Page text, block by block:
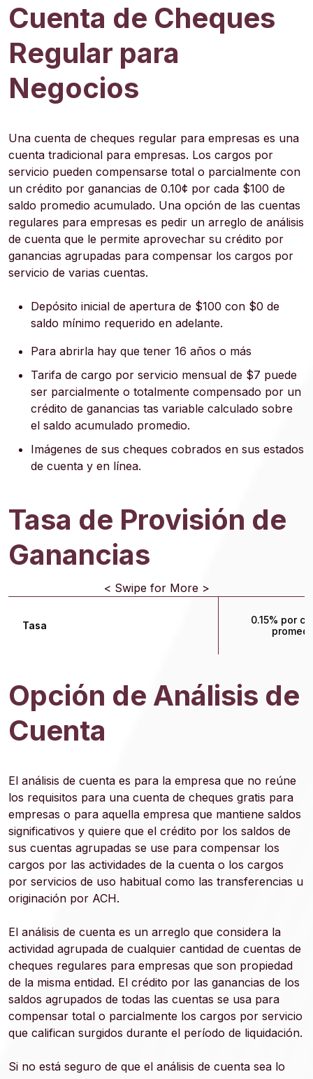
Cuenta de Cheques
Regular para
Negocios
Una cuenta de cheques regular para empresas es una
cuenta tradicional para empresas. Los cargos por
servicio pueden compensarse total o parcialmente con
un crédito por ganancias de 0.10¢ por cada $100 de
saldo promedio acumulado. Una opción de las cuentas
regulares para empresas es pedir un arreglo de análisis
de cuenta que le permite aprovechar su crédito por
ganancias agrupadas para compensar los cargos por
servicio de varias cuentas.
Depósito inicial de apertura de $100 con $0 de
saldo mínimo requerido en adelante.
Para abrirla hay que tener 16 años o más
Tarifa de cargo por servicio mensual de $7 puede
ser parcialmente o totalmente compensado por un
crédito de ganancias tas variable calculado sobre
el saldo acumulado promedio.
Imágenes de sus cheques cobrados en sus estados
de cuenta y en línea.
Tasa de Provisión de
Ganancias
< Swipe for More >
Tasa
0.15% por
Opción de Análisis de
Cuenta
El análisis de cuenta es para la empresa que no reúne
los requisitos para una cuenta de cheques gratis para
empresas o para aquella empresa que mantiene saldos
significativos y quiere que el crédito por los saldos de
sus cuentas agrupadas se use para compensar los
cargos por las actividades de la cuenta o los cargos
por servicios de uso habitual como las transferencias u
originación por ACH.
El análisis de cuenta es un arreglo que considera la
actividad agrupada de cualquier cantidad de cuentas de
cheques regulares para empresas que son propiedad
de la misma entidad. El crédito por las ganancias de los
saldos agrupados de todas las cuentas se usa para
compensar total o parcialmente los cargos por servicio
que califican surgidos durante el período de liquidación.
Si no está seguro de que el análisis de cuenta sea lo